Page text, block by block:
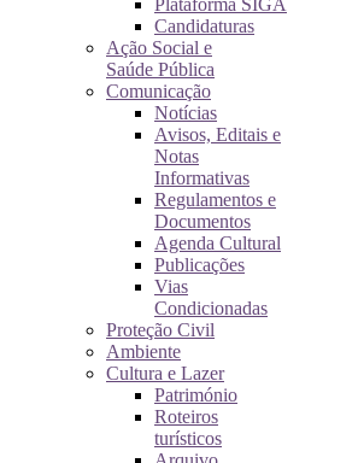
Plataforma SIGA
Candidaturas
Ação Social e
Saúde Pública
Comunicação
Notícias
Avisos, Editais e
Notas
Informativas
Regulamentos e
Documentos
Agenda Cultural
Publicações
Vias
Condicionadas
Proteção Civil
Ambiente
Cultura e Lazer
Património
Roteiros
turísticos